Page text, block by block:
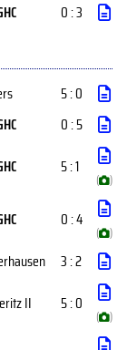
0 : 3
5 : 0
0 : 5
5 : 1
( )
0 : 4
( )
3 : 2
II 5 : 0
( )